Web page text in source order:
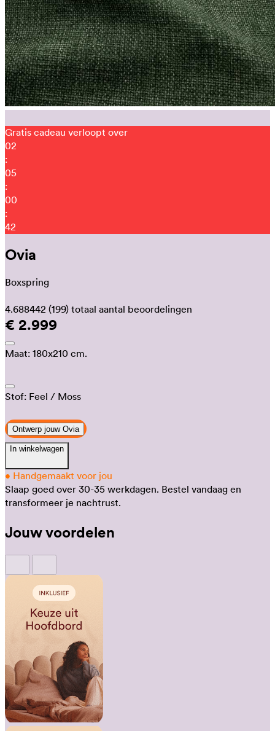
Gratis cadeau verloopt over
02
:
05
:
00
:
37
Ovia
Boxspring
4.688442 (199) totaal aantal beoordelingen
€ 2.999
Maat: 180x210 cm.
Stof: Feel / Moss
Ontwerp jouw Ovia
In winkelwagen
• Handgemaakt voor jou
Slaap goed over 30-35 werkdagen. Bestel vandaag en
transformeer je nachtrust.
Jouw voordelen